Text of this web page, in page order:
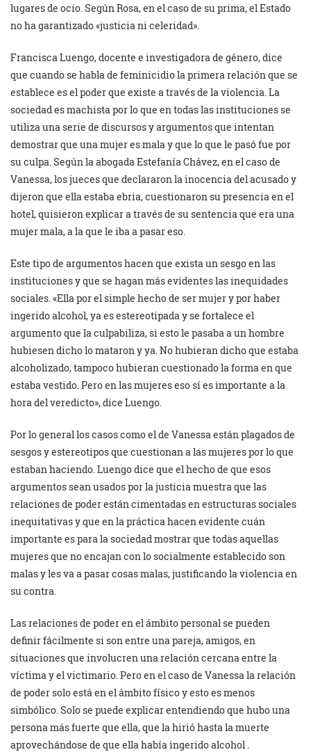
lugares de ocio. Según Rosa, en el caso de su prima, el Estado
no ha garantizado «justicia ni celeridad».
Francisca Luengo, docente e investigadora de género, dice
que cuando se habla de feminicidio la primera relación que se
establece es el poder que existe a través de la violencia. La
sociedad es machista por lo que en todas las instituciones se
utiliza una serie de discursos y argumentos que intentan
demostrar que una mujer es mala y que lo que le pasó fue por
su culpa. Según la abogada Estefanía Chávez, en el caso de
Vanessa, los jueces que declararon la inocencia del acusado y
dijeron que ella estaba ebria, cuestionaron su presencia en el
hotel, quisieron explicar a través de su sentencia que era una
mujer mala, a la que le iba a pasar eso.
Este tipo de argumentos hacen que exista un sesgo en las
instituciones y que se hagan más evidentes las inequidades
sociales. «Ella por el simple hecho de ser mujer y por haber
ingerido alcohol, ya es estereotipada y se fortalece el
argumento que la culpabiliza, si esto le pasaba a un hombre
hubiesen dicho lo mataron y ya. No hubieran dicho que estaba
alcoholizado, tampoco hubieran cuestionado la forma en que
estaba vestido. Pero en las mujeres eso sí es importante a la
hora del veredicto», dice Luengo.
Por lo general los casos como el de Vanessa están plagados de
sesgos y estereotipos que cuestionan a las mujeres por lo que
estaban haciendo. Luengo dice que el hecho de que esos
argumentos sean usados por la justicia muestra que las
relaciones de poder están cimentadas en estructuras sociales
inequitativas y que en la práctica hacen evidente cuán
importante es para la sociedad mostrar que todas aquellas
mujeres que no encajan con lo socialmente establecido son
malas y les va a pasar cosas malas, justificando la violencia en
su contra.
Las relaciones de poder en el ámbito personal se pueden
definir fácilmente si son entre una pareja, amigos, en
situaciones que involucren una relación cercana entre la
víctima y el victimario. Pero en el caso de Vanessa la relación
de poder solo está en el ámbito físico y esto es menos
simbólico. Solo se puede explicar entendiendo que hubo una
persona más fuerte que ella, que la hirió hasta la muerte
aprovechándose de que ella había ingerido alcohol .